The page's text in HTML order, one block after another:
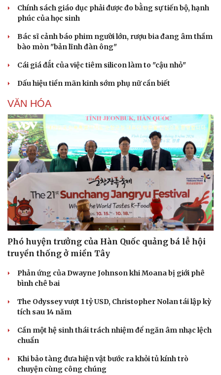
Văn hóa
Văn học
Âm nhạc
Di sản
Giải trí
Sao Việt
Chính sách giáo dục phải được đo bằng sự tiến bộ, hạnh
phúc của học sinh
Bác sĩ cảnh báo phim người lớn, rượu bia đang âm thầm
bào mòn "bản lĩnh đàn ông"
Cái giá đắt của việc tiêm silicon làm to "cậu nhỏ"
Dấu hiệu tiền mãn kinh sớm phụ nữ cần biết
VĂN HÓA
Phó huyện trưởng của Hàn Quốc quảng bá lễ hội
truyền thống ở miền Tây
Phản ứng của Dwayne Johnson khi Moana bị giới phê
bình chê bai
The Odyssey vượt 1 tỷ USD, Christopher Nolan tái lập kỳ
tích sau 14 năm
Cần một hệ sinh thái trách nhiệm để ngăn âm nhạc lệch
chuẩn
Khi bảo tàng đưa hiện vật bước ra khỏi tủ kính trò
chuyện cùng công chúng